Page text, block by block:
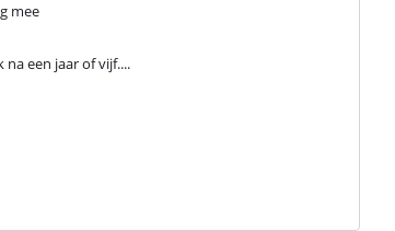
mee
een jaar of vijf....